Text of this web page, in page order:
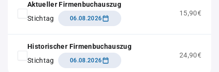
Aktueller Firmenbuchauszug
Stichtag
06.08.2026
15,90€
Historischer Firmenbuchauszug
Stichtag
06.08.2026
24,90€